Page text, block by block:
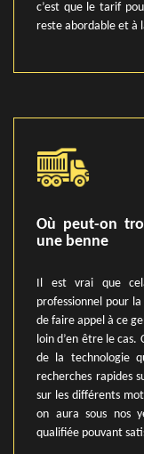
c’est que le tarif
reste abordable et à
Où peut-on
une benne
Il est vrai que
professionnel pour
de faire appel à ce
loin d’en être le cas.
de la technologie
recherches rapides
sur les différents
on aura sous nos
qualifiée pouvant